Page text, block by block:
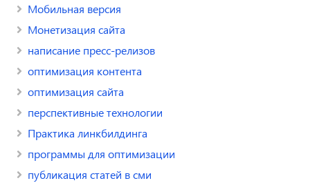
Мобильная версия
Монетизация сайта
написание пресс-релизов
оптимизация контента
оптимизация сайта
перспективные технологии
Практика линкбилдинга
программы для оптимизации
публикация статей в сми